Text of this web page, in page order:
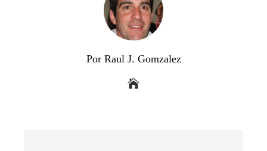
Por Raul J. Gomzalez